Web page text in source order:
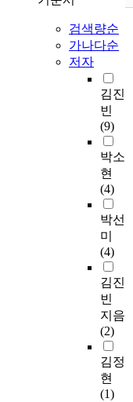
검색량순
가나다순
저자
김진
빈
(9)
박소
현
(4)
박선
미
(4)
김진
빈
지음
(2)
김정
현
(1)